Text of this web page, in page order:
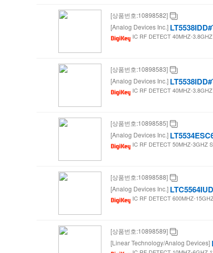
[상품번호:10898582]
[Analog Devices Inc.]
IC RF DETECT 40MHZ-
[상품번호:10898583]
[Analog Devices Inc.]
IC RF DETECT 40MHZ-
[상품번호:10898585]
[Analog Devices Inc.]
IC RF DETECT 50MHZ-3GHZ
[상품번호:10898588]
[Analog Devices Inc.]
IC RF DETECT 600MHZ-
[상품번호:10898589]
[Linear Technology/Analog Devices]